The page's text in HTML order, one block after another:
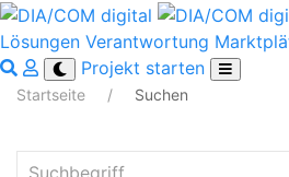
Lösungen Verantwortung
Projekt starten
Startseite Suchen